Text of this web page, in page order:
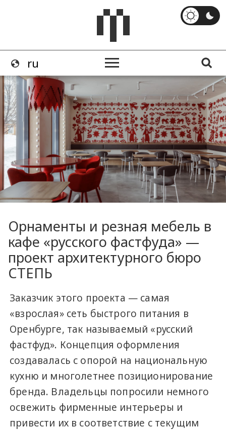
Орнаменты и резная мебель в
кафе «русского фастфуда» —
проект архитектурного бюро
СТЕПЬ
Заказчик этого проекта — самая
«взрослая» сеть быстрого питания в
Оренбурге, так называемый «русский
фастфуд». Концепция оформления
создавалась с опорой на национальную
кухню и многолетнее позиционирование
бренда. Владельцы попросили немного
освежить фирменные интерьеры и
привести их в соответствие с текущим